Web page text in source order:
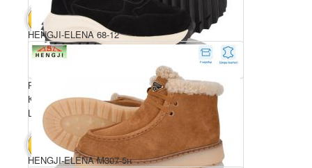
В КОШИК 10160 грн.
Розмірний ряд: 36-41
Комплектація ящика: 8
Ціна за пару: 1270 грн.
В КОШИК 10160 грн.
HENGJI-ELENA 68-12
HENGJI-ELENA M307-5н